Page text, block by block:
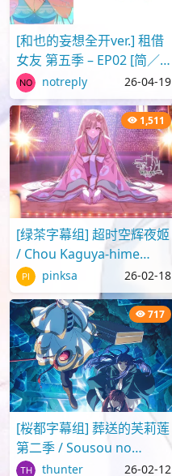
[和也的妄想全开ver.] 租借
女友 第五季 – EP02 [简／
繁] (1080p H.264 AAC
SRTx2) {出租女友 | 彼..
notreply 26-04-19
1,511
[绿茶字幕组] 超时空辉夜姬
/ Chou Kaguya-hime
[Movie][WebRip][1080p]
[简繁日内封]
pinksa 26-02-18
717
[桜都字幕组] 葬送的芙莉莲
第二季 / Sousou no
Frieren S2 [04][1080p][繁
thunter 26-02-12